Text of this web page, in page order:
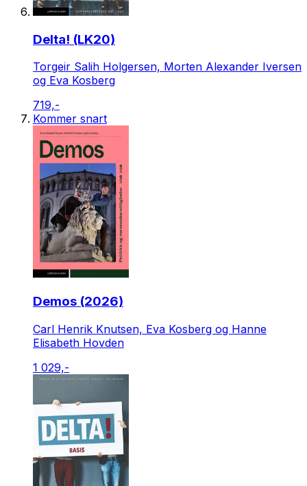
Delta! (LK20)
Torgeir Salih Holgersen, Morten Alexander Iversen
og Eva Kosberg
719,-
Kommer snart
Demos (2026)
Carl Henrik Knutsen, Eva Kosberg og Hanne
Elisabeth Hovden
1 029,-